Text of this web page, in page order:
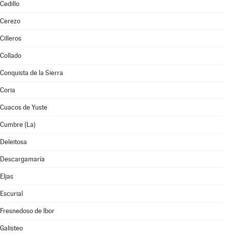
Cedillo
Cerezo
Cilleros
Collado
Conquista de la Sierra
Coria
Cuacos de Yuste
Cumbre (La)
Deleitosa
Descargamaría
Eljas
Escurial
Fresnedoso de Ibor
Galisteo